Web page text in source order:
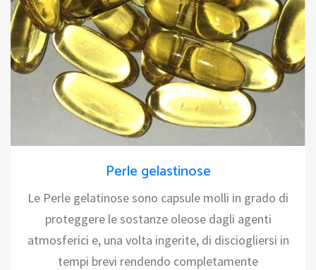
Perle gelastinose
Le Perle gelatinose sono capsule molli in grado di
proteggere le sostanze oleose dagli agenti
atmosferici e, una volta ingerite, di disciogliersi in
tempi brevi rendendo completamente